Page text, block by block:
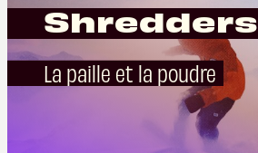
Shredders
La paille et la poudre